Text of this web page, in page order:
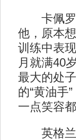
卡佩罗
他，原本
训练中表
月就满40
最大的处
的“黄油手
一点笑容都
英格兰